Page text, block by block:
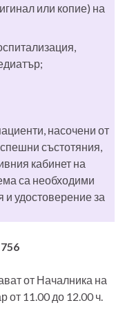
или копие) на
насочени от
състотяния,
кабинет на
са необходими
и удостоверение за
от Началника на
от 11.00 до 12.00 ч.